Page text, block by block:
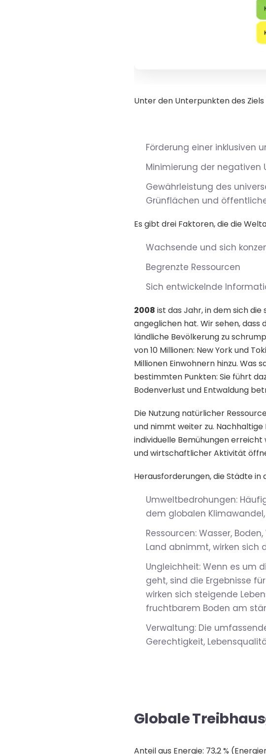
Unter den Unterpunkten des Ziels
Förderung einer inklusiven
Minimierung der negativen
Gewährleistung des
Grünflächen und
Es gibt drei Faktoren, die die
Wachsende und sich
Begrenzte Ressourcen
Sich entwickelnde
2008 ist das Jahr, in dem sich
angeglichen hat. Wir sehen,
ländliche Bevölkerung zu
von 10 Millionen: New York und
Millionen Einwohnern hinzu. Was
bestimmten Punkten: Sie führt
Bodenverlust und Entwaldung
Die Nutzung natürlicher
und nimmt weiter zu.
individuelle Bemühungen
und wirtschaftlicher Aktivität
Herausforderungen, die Städte
Umweltbedrohungen:
dem globalen
Ressourcen: Wasser,
Land abnimmt, wirken sich
Ungleichheit: Wenn es um
geht, sind die Ergebnisse
wirken sich steigende
fruchtbarem Boden am
Verwaltung: Die
Gerechtigkeit,
Globale
Anteil aus Energie: 73,2 %